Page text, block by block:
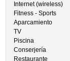
Internet (wireless)
Fitness - Sports
Aparcamiento
TV
Piscina
Conserjería
Restaurante